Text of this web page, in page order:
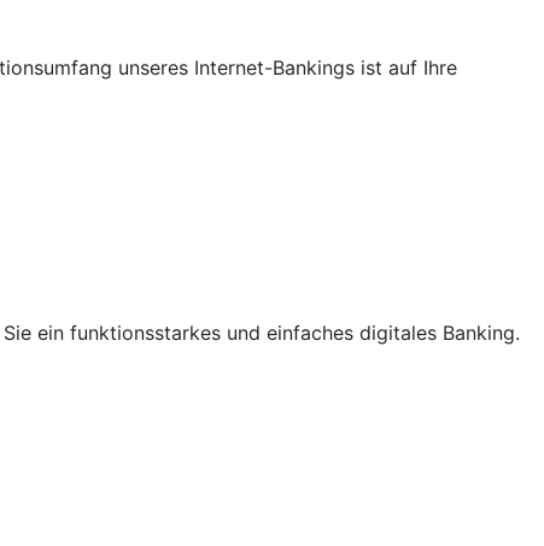
unseres Internet-Bankings ist auf Ihre
ein funktionsstarkes und einfaches digitales Banking.